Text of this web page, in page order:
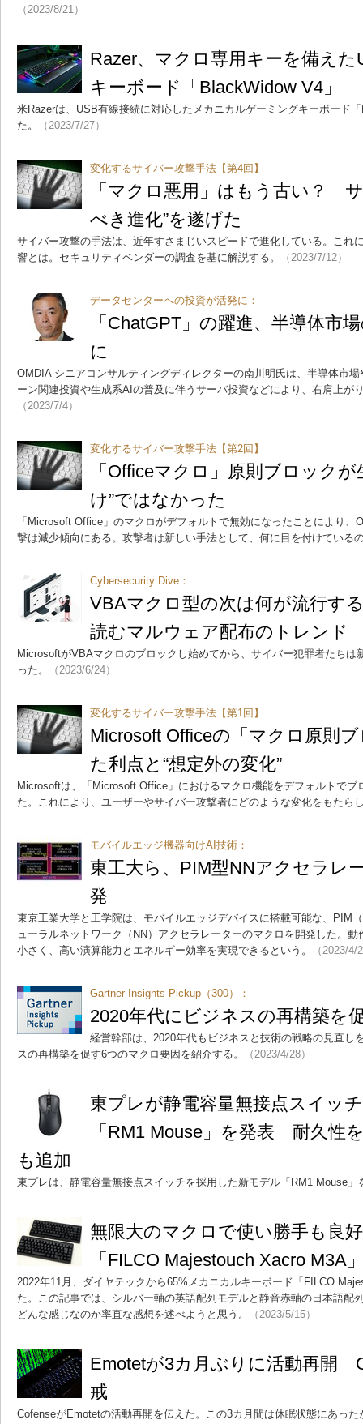
（2023/8/21）
Razer、マクロ専用キーを備え
キーボード「BlackWidow V4」
米Razerは、USB有線接続に対応したメカニカルゲーミングキーボード
た。
（2023/7/27）
変化するサイバー攻撃手法【第4回】
「マクロ悪用」はもう古い？
べき進化”を遂げた
サイバー攻撃の手法は、近年すさまじいスピードで進化している。これ
響とは。セキュリティベンダーの調査を基に解説する。
（2023/7/12）
データセンターへの投資が活発に：
「ChatGPT」の躍進、半導体市
に
OMDIA シニアコンサルティングディレクターの南川明氏は、半導体市
ーン関連投資や生成系AIの普及に伴うサーバ投資などにより、右肩上が
（2023/7/4）
変化するサイバー攻撃手法【第2回】
「Officeマクロ」原則ブロック
け”ではなかった
「Microsoft Office」のマクロがデフォルトで無効になったことにより
撃は減少傾向にある。攻撃者は新しい手法として、何に目を付けている
Cybersecurity Dive：
VBAマクロ型の次は何が流行す
読むマルウェア配布のトレンド
MicrosoftがVBAマクロのブロックし始めてから、サイバー犯罪者たちは
った。
（2023/6/24）
変化するサイバー攻撃手法【第1回】
Microsoft Officeの「マクロ原則
た利点と“想定外の変化”
Microsoftは、「Microsoft Office」におけるマクロ機能をデフォルトでブ
た。これにより、ユーザーやサイバー攻撃者にどのような変化をもたら
モバイルエッジ機器向けAI技術：
東工大ら、PIM型NNアクセラレ
発
東京工業大学と工学院は、モバイルエッジデバイスに搭載可能な、PIM
ューラルネットワーク（NN）アクセラレーターのマクロを開発した。
小さく、高い演算能力とエネルギー効率を実現できるという。
（2023/4/
Gartner Insights Pickup（300）：
2020年代にビジネスの再構築を
経営幹部は、2020年代もビジネスと技術の戦略の見直し
スの再構築を促す6つのマクロ要因を紹介する。
（2023/4/28）
東プレが静電容量無接点スイッ
「RM1 Mouse」を発表 耐久性
も追加
東プレは、静電容量無接点スイッチを採用した新モデル「RM1 Mouse」
無限大のマクロで使い勝手も良
「FILCO Majestouch Xacro M3A
2022年11月、ダイヤテックから65%メカニカルキーボード「FILCO
た。この記事では、シルバー軸の英語配列モデルと静音赤軸の日本語配
どんな感じなのか率直な感想を述べようと思う。
（2023/5/15）
Emotetが3カ月ぶりに活動再開
戒
CofenseがEmotetの活動再開を伝えた。この3カ月間は休眠状態にあっ